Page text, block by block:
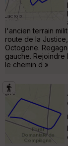
l'ancien terrain
route de la
Octogone.
gauche. Rejoindre
le chemin d »